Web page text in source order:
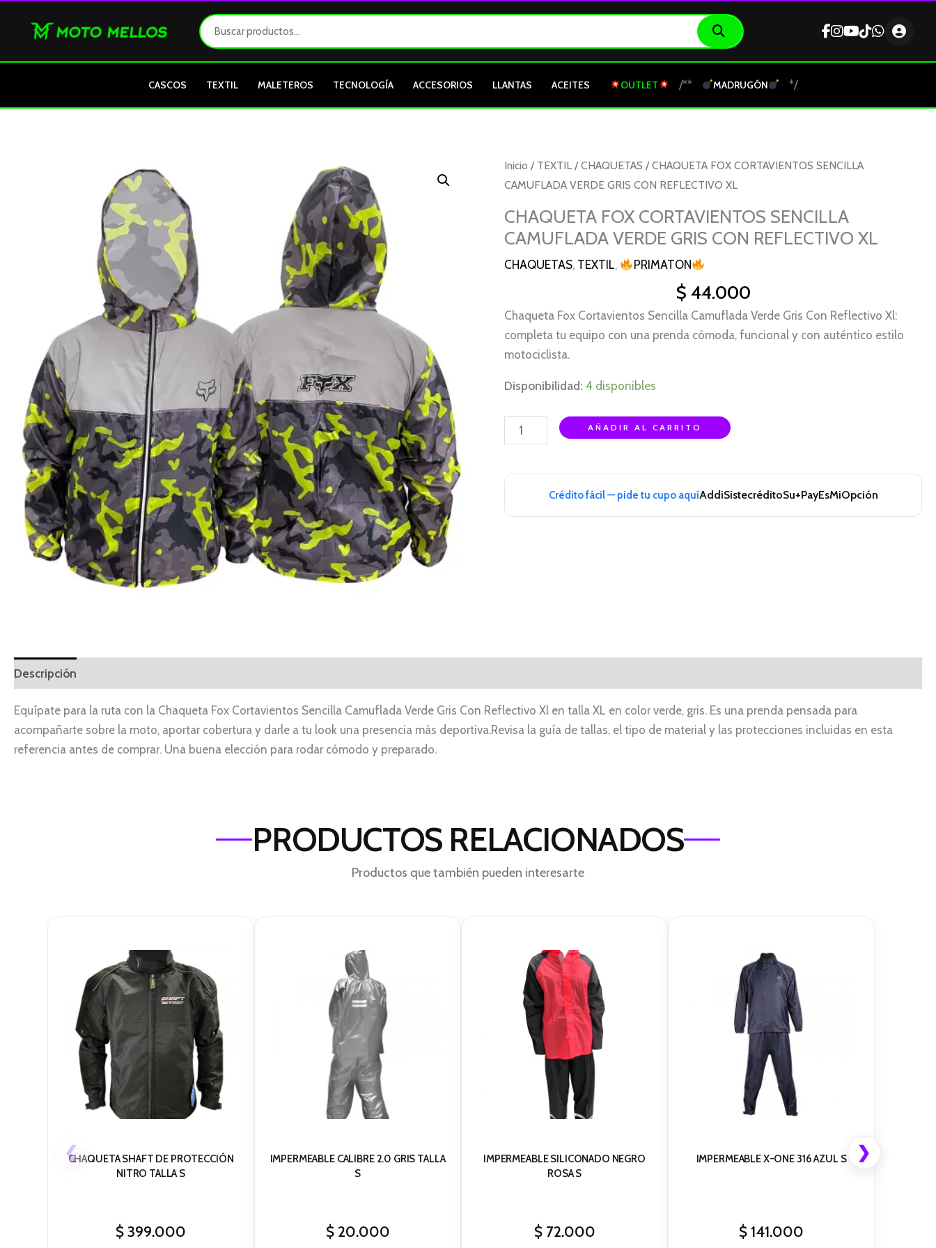
CASCOS TEXTIL MALETEROS TECNOLOGÍA ACCESORIOS LLANTAS ACEITES OUTLET /** MADRUGÓN */
Inicio / TEXTIL /CHAQUETAS / CHAQUETA FOX CORTAVIENTOS SENCILLA
CAMUFLADA VERDE GRIS CON REFLECTIVO XL
CHAQUETA FOX CORTAVIENTOS SENCILLA
CAMUFLADA VERDE GRIS CON REFLECTIVO XL
CHAQUETAS, TEXTIL, PRIMATON
$ 44.000
Chaqueta Fox Cortavientos Sencilla Camuflada Verde Gris Con Reflectivo Xl:
completa tu equipo con una prenda cómoda, funcional y con auténtico estilo
motociclista.
Disponibilidad: 4 disponibles
CHAQUETA
FOX
SENCILLA
CAMUFLADA
VERDE
REFLECTIVO
XL
cantidad
AÑADIR AL CARRITO
Crédito fácil — pide tu cupo aquíAddiSistecréditoSu+PayEsMiOpción
Descripción
Equípate para la ruta con la Chaqueta Fox Cortavientos Sencilla Camuflada Verde Gris Con Reflectivo Xl en talla XL en color verde, gris. Es una prenda pensada para
acompañarte sobre la moto, aportar cobertura y darle a tu look una presencia más deportiva.Revisa la guía de tallas, el tipo de material y las protecciones incluidas en esta
referencia antes de comprar. Una buena elección para rodar cómodo y preparado.
PRODUCTOS RELACIONADOS
Productos que también pueden interesarte
CHAQUETA SHAFT DE PROTECCIÓN
NITRO TALLA S
$ 399.000
IMPERMEABLE CALIBRE 2.0 GRIS TALLA
S
$20.000
IMPERMEABLE SILICONADO NEGRO
ROSA S
$72.000
IMPERMEABLE X-ONE 316 AZUL S
$ 141.000
❮ ❯